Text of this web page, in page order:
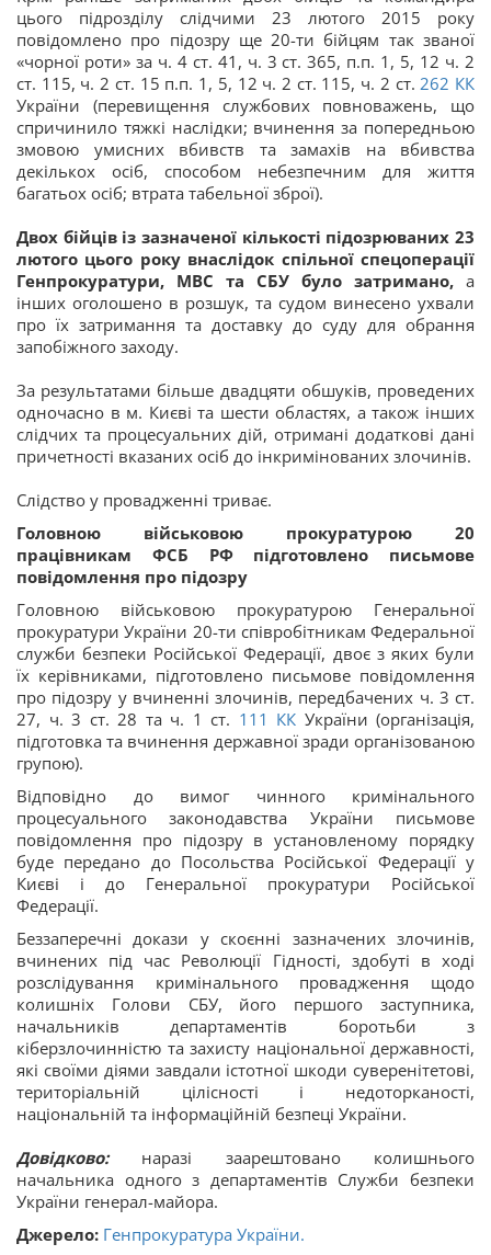
цього підрозділу слідчими 23 лютого 2015 року
повідомлено про підозру ще 20-ти бійцям так званої
«чорної роти» за ч. 4 ст. 41, ч. 3 ст. 365, п.п. 1, 5, 12 ч. 2
ст. 115, ч. 2 ст. 15 п.п. 1, 5, 12 ч. 2 ст. 115, ч. 2 ст. 262 КК
України (перевищення службових повноважень, що
спричинило тяжкі наслідки; вчинення за попередньою
змовою умисних вбивств та замахів на вбивства
декількох осіб, способом небезпечним для життя
багатьох осіб; втрата табельної зброї).
Двох бійців із зазначеної кількості підозрюваних 23
лютого цього року внаслідок спільної спецоперації
Генпрокуратури, МВС та СБУ було затримано, а
інших оголошено в розшук, та судом винесено ухвали
про їх затримання та доставку до суду для обрання
запобіжного заходу.
За результатами більше двадцяти обшуків, проведених
одночасно в м. Києві та шести областях, а також інших
слідчих та процесуальних дій, отримані додаткові дані
причетності вказаних осіб до інкримінованих злочинів.
Слідство у провадженні триває.
Головною військовою прокуратурою 20
працівникам ФСБ РФ підготовлено письмове
повідомлення про підозру
Головною військовою прокуратурою Генеральної
прокуратури України 20-ти співробітникам Федеральної
служби безпеки Російської Федерації, двоє з яких були
їх керівниками, підготовлено письмове повідомлення
про підозру у вчиненні злочинів, передбачених ч. 3 ст.
27, ч. 3 ст. 28 та ч. 1 ст. 111 КК України (організація,
підготовка та вчинення державної зради організованою
групою).
Відповідно до вимог чинного кримінального
процесуального законодавства України письмове
повідомлення про підозру в установленому порядку
буде передано до Посольства Російської Федерації у
Києві і до Генеральної прокуратури Російської
Федерації.
Беззаперечні докази у скоєнні зазначених злочинів,
вчинених під час Революції Гідності, здобуті в ході
розслідування кримінального провадження щодо
колишніх Голови СБУ, його першого заступника,
начальників департаментів боротьби з
кіберзлочинністю та захисту національної державності,
які своїми діями завдали істотної шкоди суверенітетові,
територіальній цілісності і недоторканості,
національній та інформаційній безпеці України.
Довідково:наразі заарештовано колишнього
начальника одного з департаментів Служби безпеки
України генерал-майора.
Джерело: Генпрокуратура України.